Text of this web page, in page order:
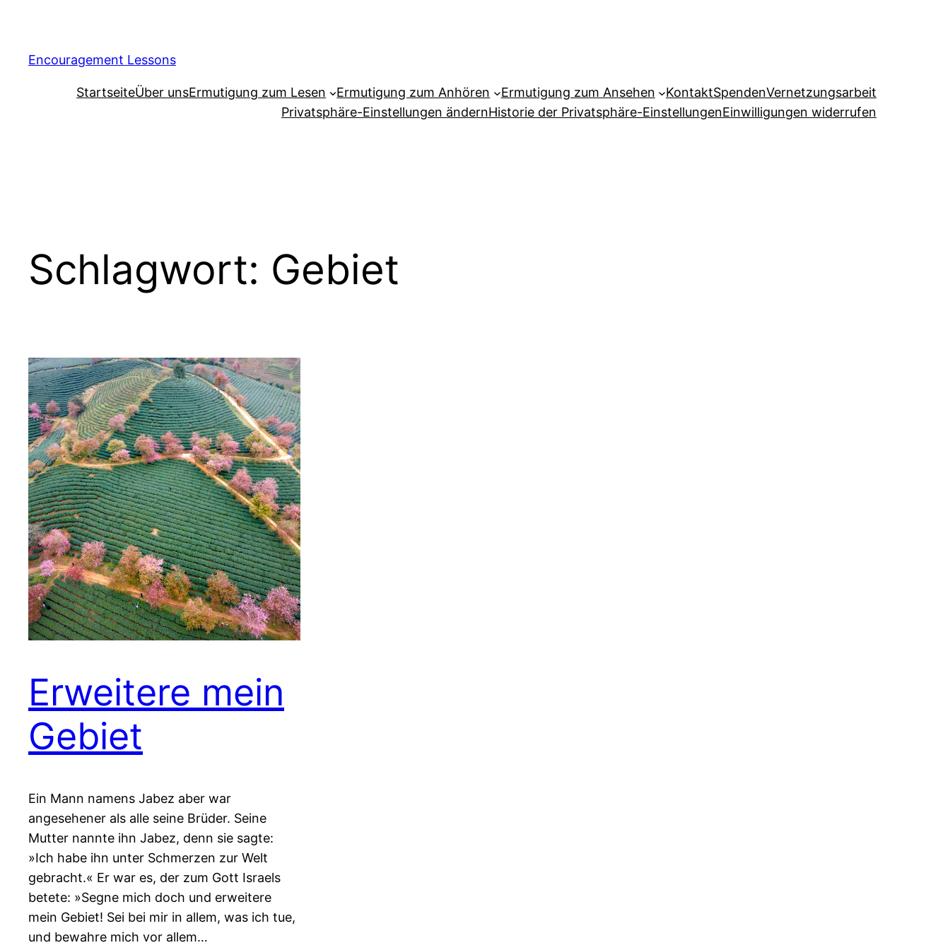
Encouragement Lessons
StartseiteÜber unsErmutigung zum Lesen Ermutigung zum Anhören Ermutigung zum Ansehen KontaktSpendenVernetzungsarbeit
Privatsphäre-Einstellungen ändernHistorie der Privatsphäre-EinstellungenEinwilligungen widerrufen
Schlagwort: Gebiet
Erweitere mein
Gebiet
Ein Mann namens Jabez aber war
angesehener als alle seine Brüder. Seine
Mutter nannte ihn Jabez, denn sie sagte:
»Ich habe ihn unter Schmerzen zur Welt
gebracht.« Er war es, der zum Gott Israels
betete: »Segne mich doch und erweitere
mein Gebiet! Sei bei mir in allem, was ich tue,
und bewahre mich vor allem…